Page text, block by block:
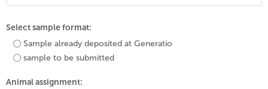
Select sample format:
Sample already deposited at Generatio
sample to be submitted
Animal assignment: